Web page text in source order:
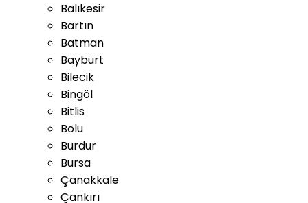
Balıkesir
Bartın
Batman
Bayburt
Bilecik
Bingöl
Bitlis
Bolu
Burdur
Bursa
Çanakkale
Çankırı